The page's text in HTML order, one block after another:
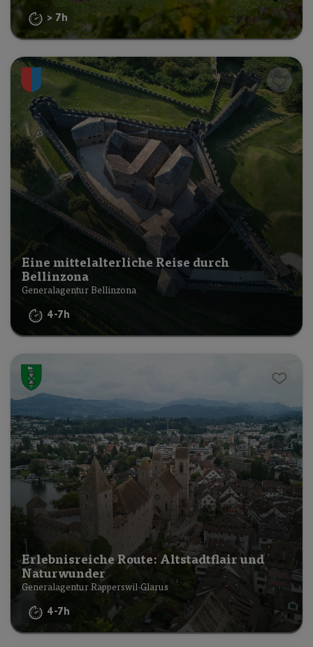
> 7h
Eine mittelalterliche Reise durch
Bellinzona
Generalagentur Bellinzona
4-7h
Erlebnisreiche Route: Altstadtflair und
Naturwunder
Generalagentur Rapperswil-Glarus
4-7h